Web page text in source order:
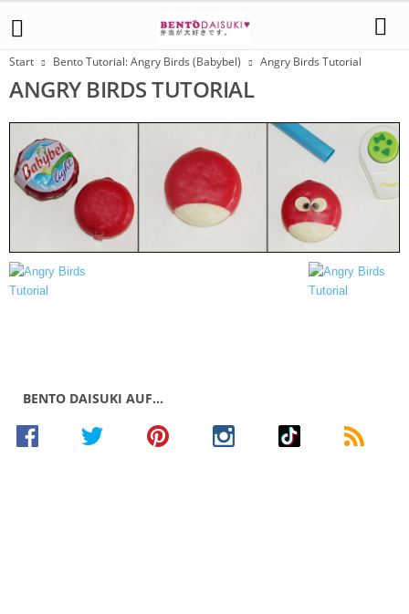
Start Bento Tutorial: Angry Birds (Babybel) Angry Birds Tutorial
ANGRY BIRDS TUTORIAL
BENTO DAISUKI AUF…